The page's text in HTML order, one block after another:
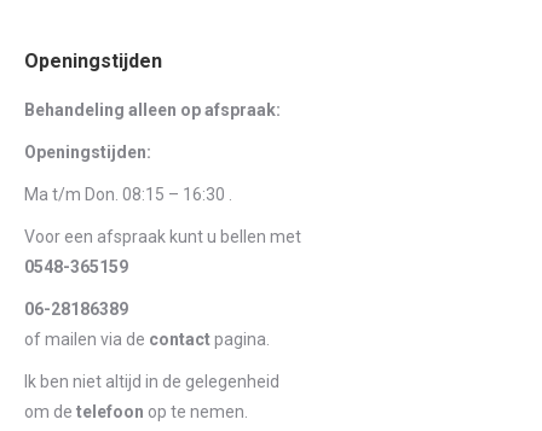
Openingstijden
Behandeling alleen op afspraak:
Openingstijden:
Ma t/m Don. 08:15 – 16:30 .
Voor een afspraak kunt u bellen met
0548-365159
06-28186389
of mailen via de contactpagina.
Ik ben niet altijd in de gelegenheid
om de telefoon op te nemen.